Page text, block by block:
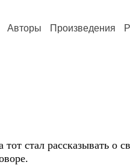
Авторы Произведения
стал рассказывать о